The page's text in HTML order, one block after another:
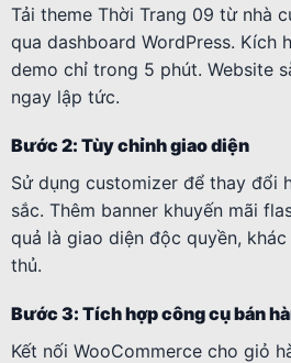
Tải theme Thời Trang 09 từ nhà
qua dashboard WordPress. Kích
demo chỉ trong 5 phút. Website
ngay lập tức.
Bước 2: Tùy chỉnh giao diện
Sử dụng customizer để thay đổi
sắc. Thêm banner khuyến mãi
quả là giao diện độc quyền,
thủ.
Bước 3: Tích hợp công cụ bán
Kết nối WooCommerce cho giỏ